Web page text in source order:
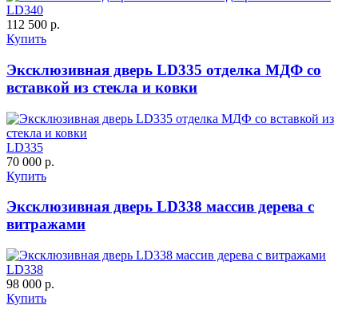
LD340
112 500 р.
Купить
Эксклюзивная дверь LD335 отделка МДФ со
вставкой из стекла и ковки
LD335
70 000 р.
Купить
Эксклюзивная дверь LD338 массив дерева с
витражами
LD338
98 000 р.
Купить